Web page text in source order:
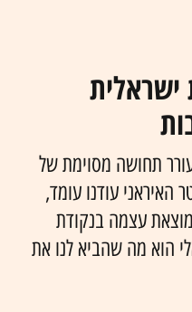
ישראלית
תחושה מסוימת של
עודנו עומד,
עצמה בנקודת
הוא מה שהביא לנו את